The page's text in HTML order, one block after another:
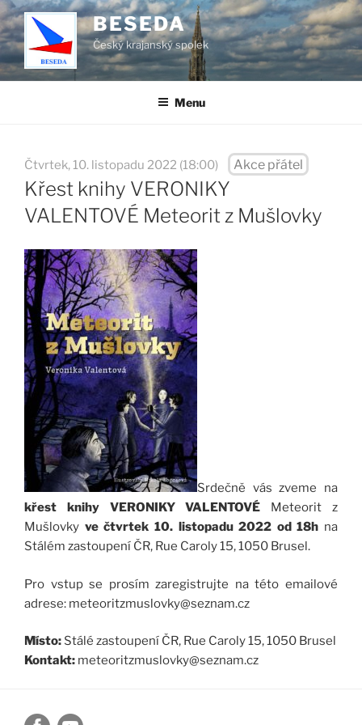
Přejít
k
obsahu
webu
BESEDA
Český krajanský spolek
Menu
Čtvrtek, 10. listopadu 2022 (18:00) Akce přátel
Křest knihy VERONIKY
VALENTOVÉ Meteorit z Mušlovky
Srdečně vás zveme na
křest knihy VERONIKY VALENTOVÉ Meteorit z
Mušlovky ve čtvrtek 10. listopadu 2022 od 18h na
Stálém zastoupení ČR, Rue Caroly 15, 1050 Brusel.
Pro vstup se prosím zaregistrujte na této emailové
adrese: meteoritzmuslovky@seznam.cz
Místo: Stálé zastoupení ČR, Rue Caroly 15, 1050 Brusel
Kontakt: meteoritzmuslovky@seznam.cz